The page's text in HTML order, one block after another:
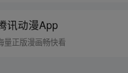
发誓：要让背叛欺辱过她的那
磨，百倍还之！
讯动漫App
量正版漫画畅快看